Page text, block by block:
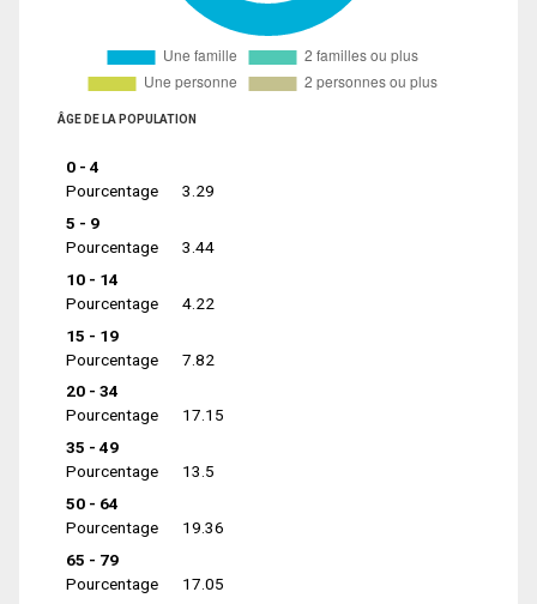
ÂGE DE LA POPULATION
0 - 4
Pourcentage
3.29
5 - 9
Pourcentage
3.44
10 - 14
Pourcentage
4.22
15 - 19
Pourcentage
7.82
20 - 34
Pourcentage
17.15
35 - 49
Pourcentage
13.5
50 - 64
Pourcentage
19.36
65 - 79
Pourcentage
17.05